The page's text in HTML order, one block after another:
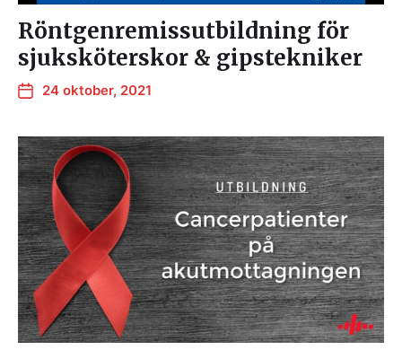
Röntgenremissutbildning för
sjuksköterskor & gipstekniker
24 oktober, 2021